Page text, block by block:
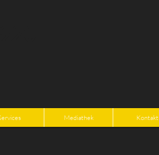
Mediathek Kontakt